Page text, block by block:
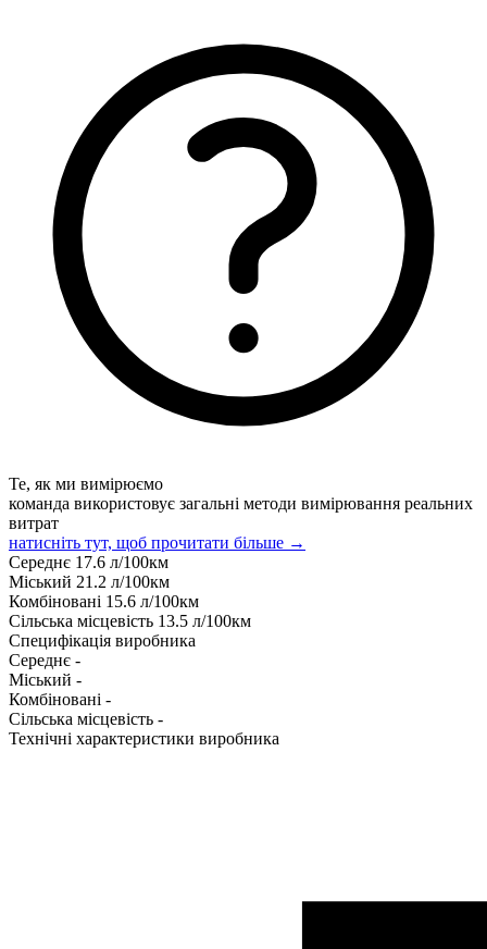
Те, як ми вимірюємо
команда використовує загальні методи вимірювання реальних
витрат
натисніть тут, щоб прочитати більше →
Середнє 17.6 л/100км
Міський 21.2 л/100км
Комбіновані 15.6 л/100км
Сільська місцевість 13.5 л/100км
Специфікація виробника
Середнє -
Міський -
Комбіновані -
Сільська місцевість -
Технічні характеристики виробника